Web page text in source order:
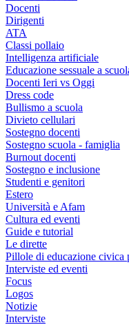
Docenti
Dirigenti
ATA
Classi pollaio
Intelligenza artificiale
Educazione sessuale a
Docenti Ieri vs Oggi
Dress code
Bullismo a scuola
Divieto cellulari
Sostegno docenti
Sostegno scuola - famiglia
Burnout docenti
Sostegno e inclusione
Studenti e genitori
Estero
Università e Afam
Cultura ed eventi
Guide e tutorial
Le dirette
Pillole di educazione civica
Interviste ed eventi
Focus
Logos
Notizie
Interviste